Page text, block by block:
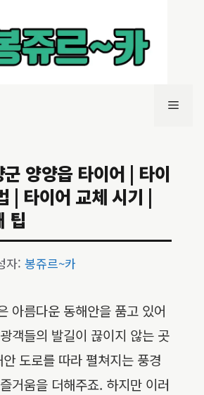
메
양양읍 타이어 | 타이
| 타이어 교체 시기 |
팁
자: 봉쥬르~카
아름다운 동해안을 품고 있어
객들의 발길이 끊이지 않는 곳
도로를 따라 펼쳐지는 풍경
거움을 더해주죠. 하지만 이러